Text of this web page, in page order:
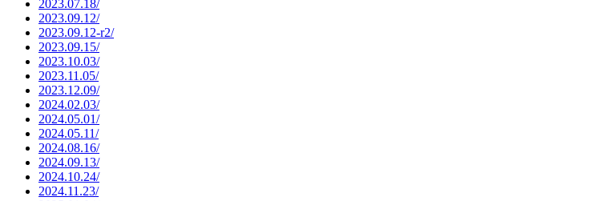
2023.07.18/
2023.09.12/
2023.09.12-r2/
2023.09.15/
2023.10.03/
2023.11.05/
2023.12.09/
2024.02.03/
2024.05.01/
2024.05.11/
2024.08.16/
2024.09.13/
2024.10.24/
2024.11.23/